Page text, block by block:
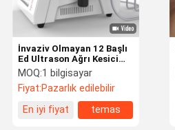
İnvaziv Olmayan 12 Başlı
Ed Ultrason Ağrı Kesici
Makinesi
MOQ:1 bilgisayar
Fiyat:Pazarlık edilebilir
En iyi fiyat
temas